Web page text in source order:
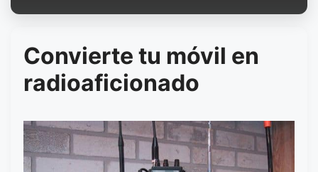
Convierte tu móvil en
radioaficionado